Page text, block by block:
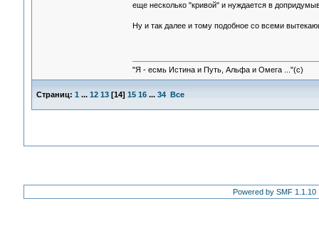
еще несколько "кривой" и нуждается в
Ну и так далее и тому подобное со всеми
"Я - есмь Истина и Путь, Альфа и Омега ..."(с)
Страниц: 1 ... 12 13[14] 15 16 ... 34 Все
Powered by SMF 1.1.10